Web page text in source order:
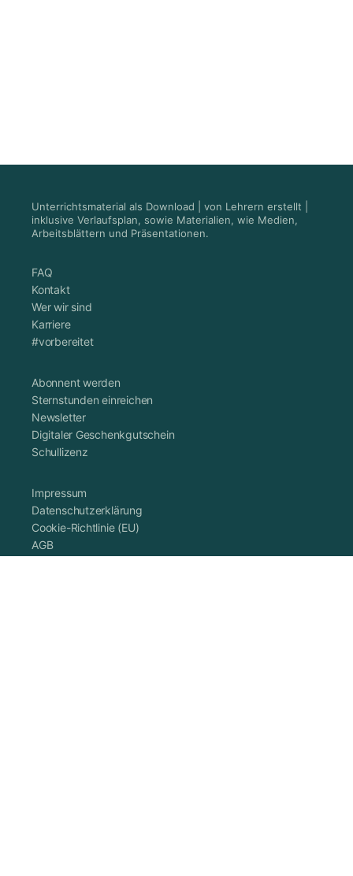
Unterrichtsmaterial als Download | von Lehrern erstellt |
inklusive Verlaufsplan, sowie Materialien, wie Medien,
Arbeitsblättern und Präsentationen.
FAQ
Kontakt
Wer wir sind
Karriere
#vorbereitet
Abonnent werden
Sternstunden einreichen
Newsletter
Digitaler Geschenkgutschein
Schullizenz
Impressum
Datenschutzerklärung
Cookie-Richtlinie (EU)
AGB